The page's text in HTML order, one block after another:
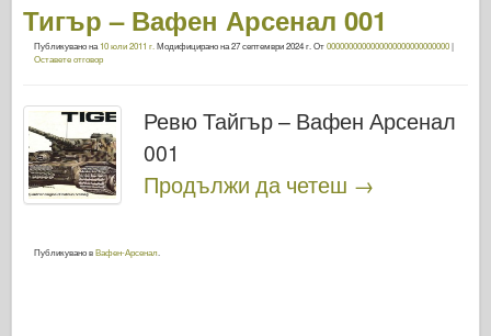
Тигър – Вафен Арсенал 001
Публикувано на 10 юли 2011 г. Модифицирано на27 септември 2024 г. От0000000000000000000000000000|
Оставете отговор
Ревю Тайгър – Вафен Арсенал
001
Продължи да четеш →
Публикувано вВафен-Арсенал